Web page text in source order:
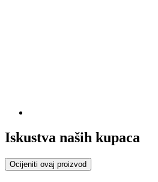
Iskustva naših kupaca
Ocijeniti ovaj proizvod